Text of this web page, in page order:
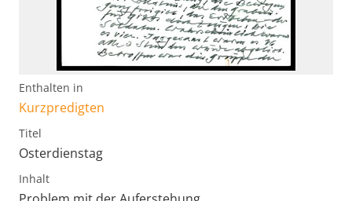
Enthalten in
Kurzpredigten
Titel
Osterdienstag
Inhalt